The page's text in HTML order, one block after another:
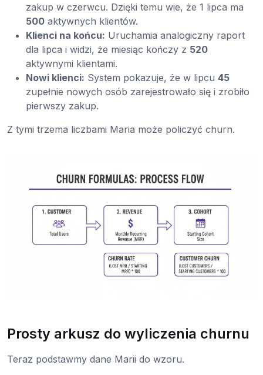
zakup w czerwcu. Dzięki temu wie, że 1 lipca ma
500 aktywnych klientów.
Klienci na końcu: Uruchamia analogiczny raport
dla lipca i widzi, że miesiąc kończy z 520
aktywnymi klientami.
Nowi klienci: System pokazuje, że w lipcu 45
zupełnie nowych osób zarejestrowało się i zrobiło
pierwszy zakup.
Z tymi trzema liczbami Maria może policzyć churn.
Prosty arkusz do wyliczenia churnu
Teraz podstawmy dane Marii do wzoru.